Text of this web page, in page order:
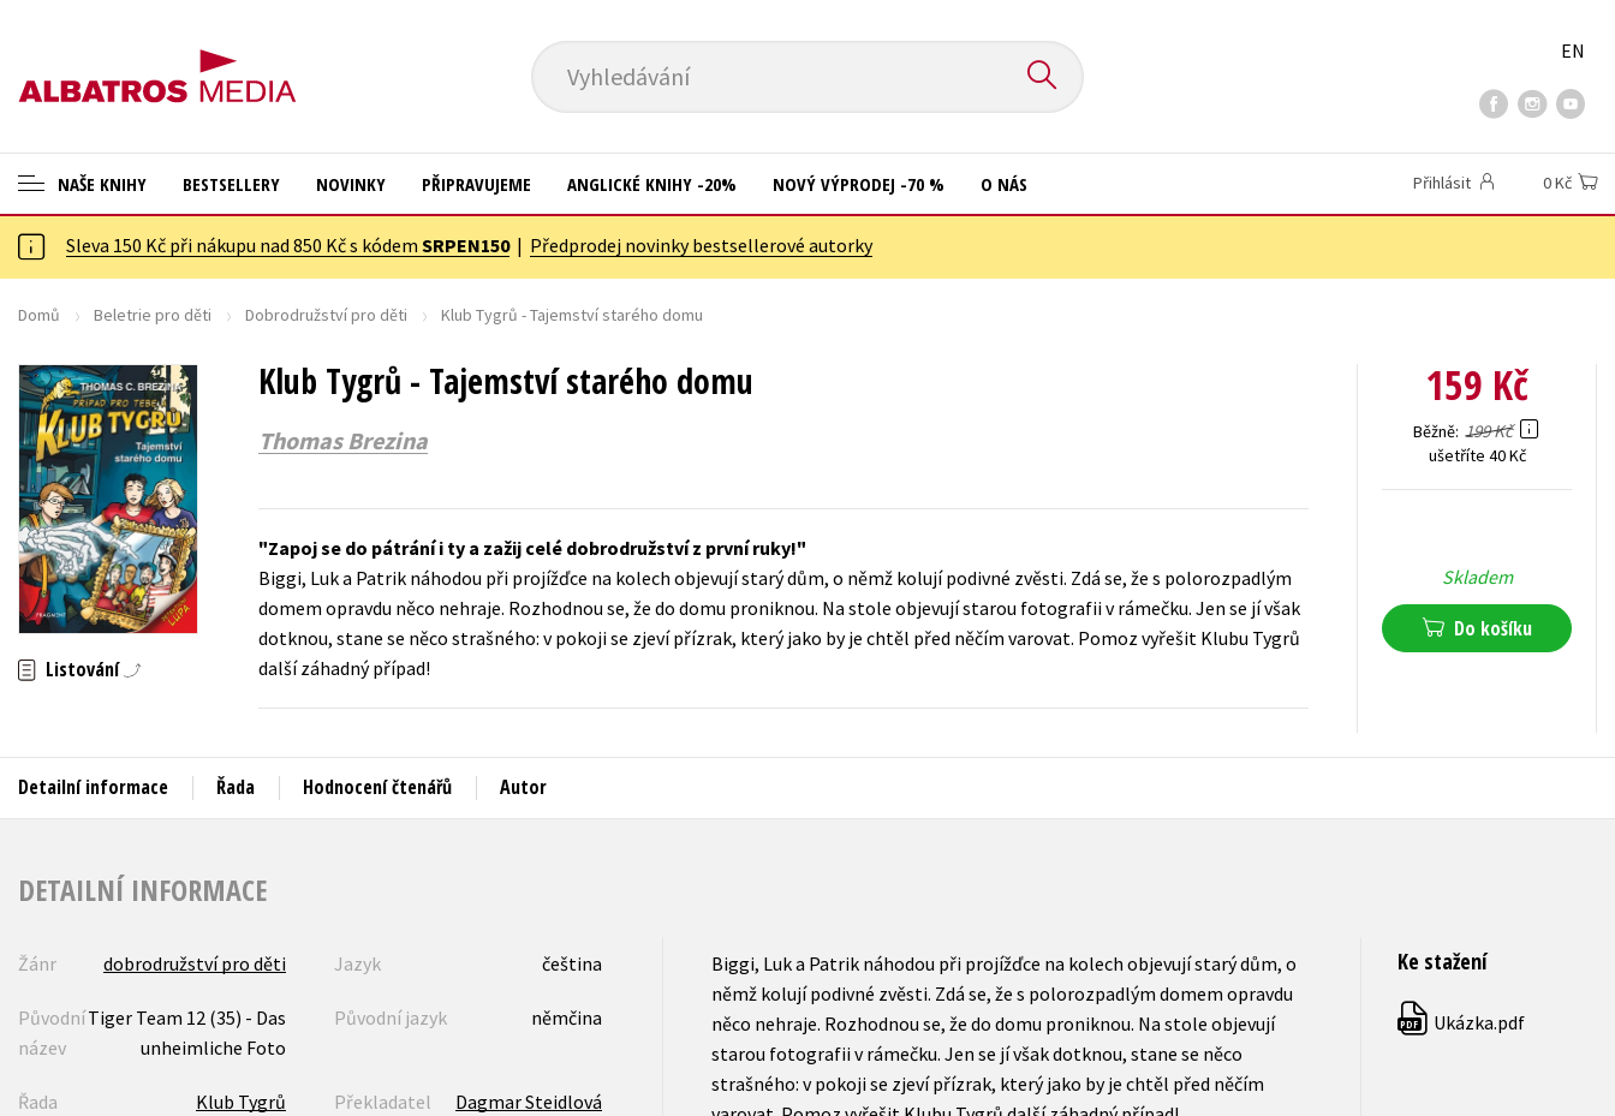
Vyhledávání
EN
NAŠE KNIHY
ANGLICKÉ KNIHY -20 %
NOVÝ VÝPRODEJ -70 %
ASTERIX S DÁRKEM
🎁DÁRKOVÉ PUBLIKACE
✉️ DÁRKOVÉ POUKAZY
Auto - moto
Beletrie pro děti
Beletrie pro dospělé
Byznys a ekonomie
Cestování
Dárkové publikace
Digitální fotografie
Esoterika a duchovní svět
Jazyky
Kalendáře
Kariéra a osobní rozvoj
Kuchařky
New Adult
Populárně - naučná pro dospělé
Populárně - naučné pro děti
Předškoláci
Young adult (SK)
Zahraniční literatura
Všechny tituly
BESTSELLERY NOVINKY PŘIPRAVUJEME ANGLICKÉ KNIHY -20% NOVÝ VÝPRODEJ -70 % O NÁS Přihlásit 0 Kč
Sleva 150 Kč při nákupu nad 850 Kč s kódem SRPEN150| Předprodej novinky bestsellerové autorky
Domů Beletrie pro děti Dobrodružství pro děti Klub Tygrů - Tajemství starého domu
Klub Tygrů - Tajemství starého domu
Thomas Brezina
Listování
Zapoj se do pátrání i ty a zažij celé dobrodružství z první ruky!
Biggi, Luk a Patrik náhodou při projížďce na kolech objevují starý dům, o němž kolují podivné zvěsti. Zdá se, že s polorozpadlým
domem opravdu něco nehraje. Rozhodnou se, že do domu proniknou. Na stole objevují starou fotografii v rámečku. Jen se jí však
dotknou, stane se něco strašného: v pokoji se zjeví přízrak, který jako by je chtěl před něčím varovat. Pomoz vyřešit Klubu Tygrů
další záhadný případ!
159 Kč
Běžně 199 Kč
ušetříte 40 Kč
Skladem
Do košíku
Detailní informace Řada Hodnocení čtenářů Autor
DETAILNÍ INFORMACE
Žánr dobrodružství pro děti Jazyk čeština
Původní
název
Tiger Team 12 (35) - Das
unheimliche Foto
Původní jazyk němčina
Řada Klub Tygrů Překladatel Dagmar Steidlová
Biggi, Luk a Patrik náhodou při projížďce na kolech objevují starý dům, o
němž kolují podivné zvěsti. Zdá se, že s polorozpadlým domem opravdu
něco nehraje. Rozhodnou se, že do domu proniknou. Na stole objevují
starou fotografii v rámečku. Jen se jí však dotknou, stane se něco
strašného: v pokoji se zjeví přízrak, který jako by je chtěl před něčím
Ke stažení
PDF Ukázka.pdf